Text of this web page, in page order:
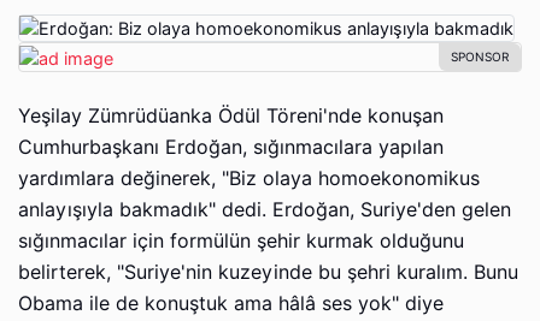
Yeşilay Zümrüdüanka Ödül Töreni'nde konuşan
Cumhurbaşkanı Erdoğan, sığınmacılara yapılan
yardımlara değinerek, "Biz olaya homoekonomikus
anlayışıyla bakmadık" dedi. Erdoğan, Suriye'den gelen
sığınmacılar için formülün şehir kurmak olduğunu
belirterek, "Suriye'nin kuzeyinde bu şehri kuralım. Bunu
Obama ile de konuştuk ama hâlâ ses yok" diye